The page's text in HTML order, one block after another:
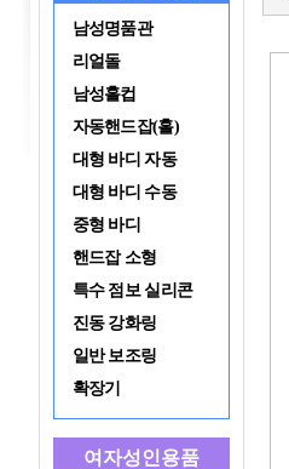
남성명품관
리얼돌
남성홀컵
자동핸드잡(홀)
대형 바디 자동
대형 바디 수동
중형 바디
핸드잡 소형
특수 점보 실리콘
진동 강화링
일반 보조링
확장기
여자성인용품